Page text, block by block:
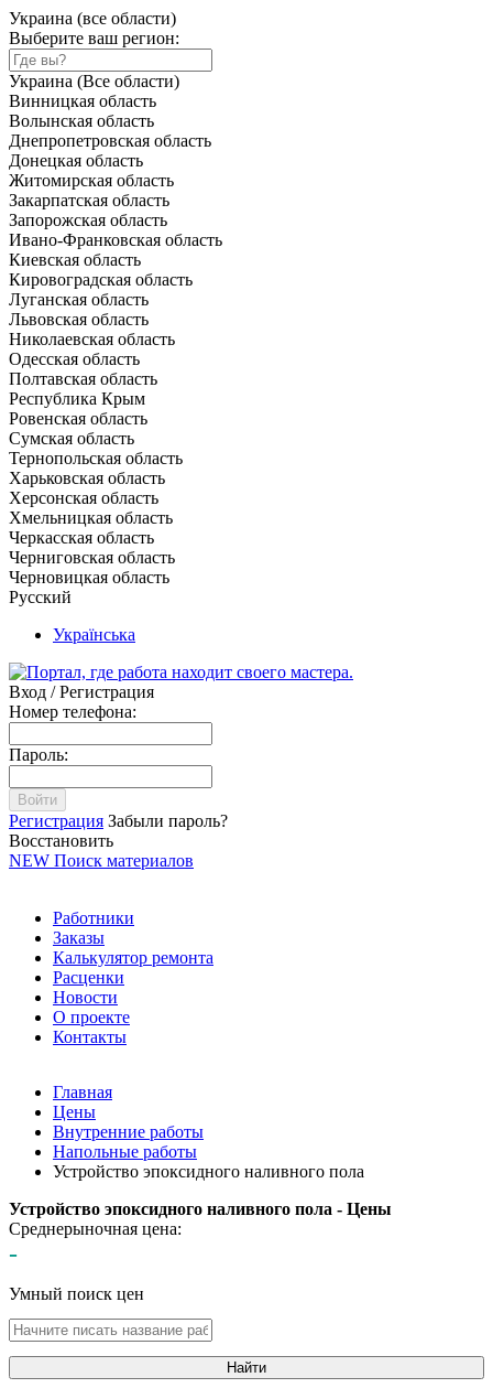
Украина (все области)
Выберите ваш регион:
Украина (Все области)
Винницкая область
Волынская область
Днепропетровская область
Донецкая область
Житомирская область
Закарпатская область
Запорожская область
Ивано-Франковская область
Киевская область
Кировоградская область
Луганская область
Львовская область
Николаевская область
Одесская область
Полтавская область
Республика Крым
Ровенская область
Сумская область
Тернопольская область
Харьковская область
Херсонская область
Хмельницкая область
Черкасская область
Черниговская область
Черновицкая область
Русский
Українська
Вход / Регистрация
Номер телефона:
Пароль:
Войти
Регистрация Забыли пароль?
Восстановить
NEW Поиск материалов
Работники
Заказы
Калькулятор ремонта
Расценки
Новости
О проекте
Контакты
Главная
Цены
Внутренние работы
Напольные работы
Устройство эпоксидного наливного пола
Устройство эпоксидного наливного пола - Цены
Среднерыночная цена:
-
Умный поиск цен
Найти